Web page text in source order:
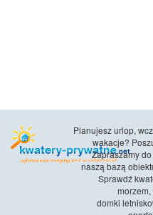
Planujesz urlop,
wakacje?
Zapraszamy
naszą bazą
Sprawdź
domki